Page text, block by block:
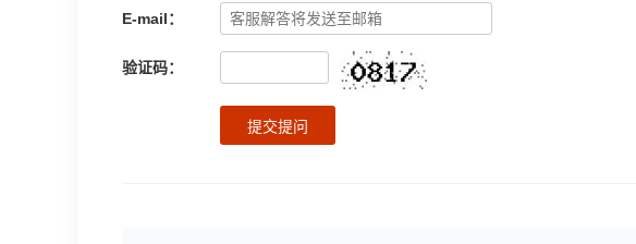
E-mail：
验证码：
提交提问